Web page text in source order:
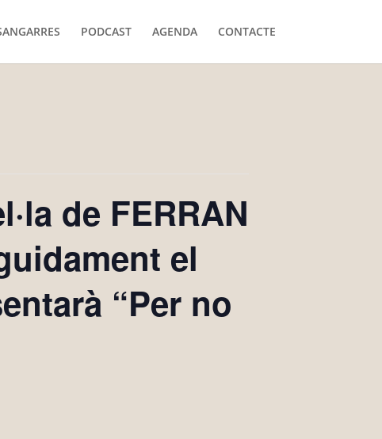
PODCAST AGENDA CONTACTE
de FERRAN
el
“Per no